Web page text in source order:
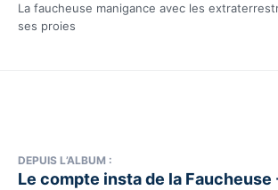
La faucheuse manigance avec les
ses proies
DEPUIS L’ALBUM :
Le compte insta de la Faucheuse